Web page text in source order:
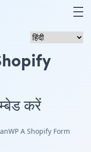
करें
A Shopify Form